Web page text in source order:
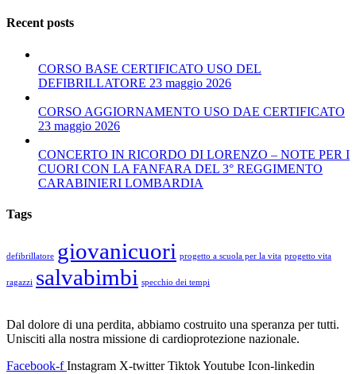
Recent posts
CORSO BASE CERTIFICATO USO DEL
DEFIBRILLATORE 23 maggio 2026
CORSO AGGIORNAMENTO USO DAE CERTIFICATO
23 maggio 2026
CONCERTO IN RICORDO DI LORENZO – NOTE PER I
CUORI CON LA FANFARA DEL 3° REGGIMENTO
CARABINIERI LOMBARDIA
Tags
defibrillatore giovanicuori progetto a scuola per la vita progetto vita
ragazzi salvabimbi specchio dei tempi
Dal dolore di una perdita, abbiamo costruito una speranza per tutti.
Unisciti alla nostra missione di cardioprotezione nazionale.
Facebook-f Instagram X-twitter TiktokYoutube Icon-linkedin